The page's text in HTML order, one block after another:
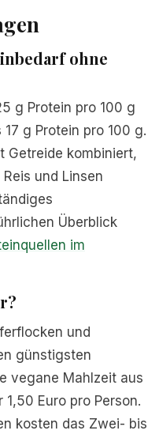
ohne
g Protein pro 100 g
g Protein pro 100 g.
Getreide kombiniert,
und Linsen
Überblick
im
und
günstigsten
vegane Mahlzeit aus
Euro pro Person.
kosten das Zwei- bis